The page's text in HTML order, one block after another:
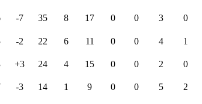
-7 35 8 17 0 0 3 0
-2 22 6 11 0 0 4 1
+3 24 4 15 0 0 2 0
-3 14 1 9 0 0 5 2